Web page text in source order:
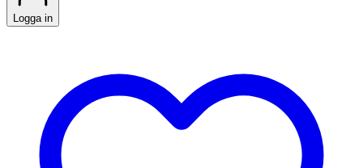
Logga in